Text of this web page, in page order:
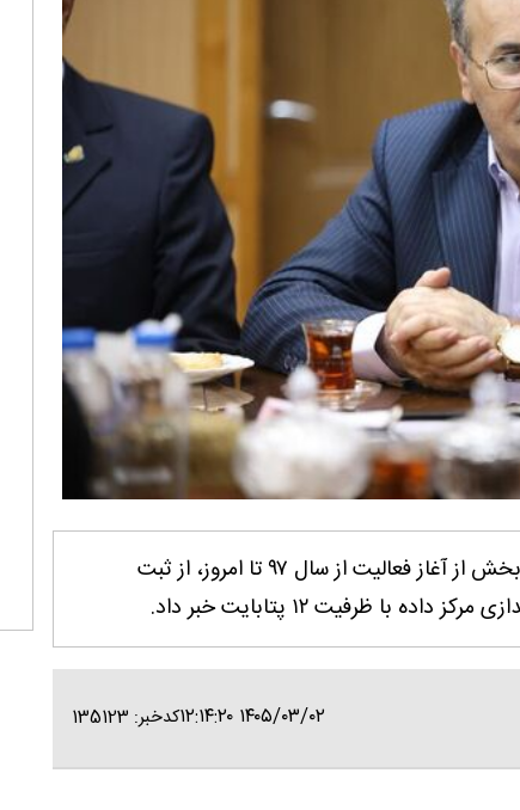
غلامرضا گل‌محمدی، با تشریح مسیر تحول دیجیتال در این بخش از آغاز فعالیت از سال ۹۷ تا امروز، از ثبت
۱۴۰۵/۰۳/۰۲ ۱۲:۱۴:۲۰ کدخبر: 135123